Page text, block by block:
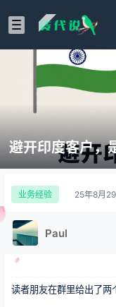
避开印度客户，
业务经验 25年8月
Paul
读者朋友在群里给出了两